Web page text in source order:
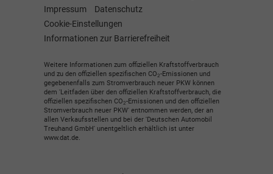
Impressum
Datenschutz
Cookie-Einstellungen
Informationen zur Barrierefreiheit
Weitere Informationen zum offiziellen Kraftstoffverbrauch
und zu den offiziellen spezifischen CO2-Emissionen und
gegebenenfalls zum Stromverbrauch neuer PKW können
dem 'Leitfaden über den offiziellen Kraftstoffverbrauch, die
offiziellen spezifischen CO2-Emissionen und den offiziellen
Stromverbrauch neuer PKW' entnommen werden, der an
allen Verkaufsstellen und bei der 'Deutschen Automobil
Treuhand GmbH' unentgeltlich erhältlich ist unter
www.dat.de.